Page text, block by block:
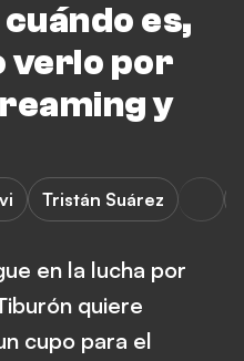
es,
verlo por
y
Tristán Suárez
en la lucha por
quiere
cupo para el